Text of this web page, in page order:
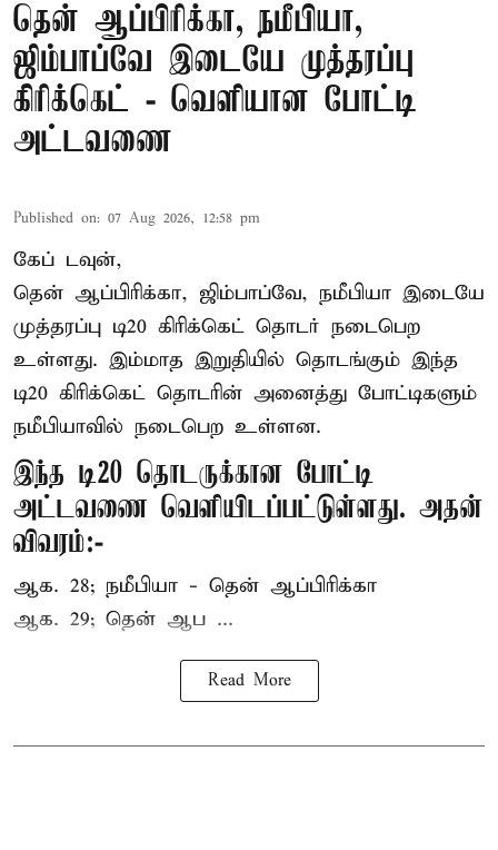
தென் ஆப்பிரிக்கா, நமீபியா,
ஜிம்பாப்வே இடையே முத்தரப்பு
கிரிக்கெட் - வெளியான போட்டி
அட்டவணை
Published on: 07 Aug 2026, 12:58 pm
கேப் டவுன்,
தென் ஆப்பிரிக்கா, ஜிம்பாப்வே, நமீபியா இடையே
முத்தரப்பு டி20 கிரிக்கெட் தொடர் நடைபெற
உள்ளது. இம்மாத இறுதியில் தொடங்கும் இந்த
டி20 கிரிக்கெட் தொடரின் அனைத்து போட்டிகளும்
நமீபியாவில் நடைபெற உள்ளன.
இந்த டி20 தொடருக்கான போட்டி
அட்டவணை வெளியிடப்பட்டுள்ளது. அதன்
விவரம்:-
ஆக. 28; நமீபியா - தென் ஆப்பிரிக்கா
ஆக. 29; தென் ஆப ...
Read More